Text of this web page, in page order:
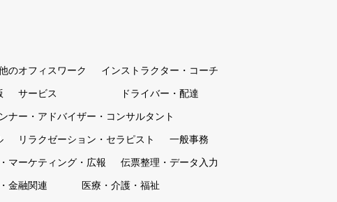
のオフィスワーク インストラクター・コーチ
サービス ドライバー・配達
ナー・アドバイザー・コンサルタント
リラクゼーション・セラピスト 一般事務
マーケティング・広報 伝票整理・データ入力
金融関連 医療・介護・福祉